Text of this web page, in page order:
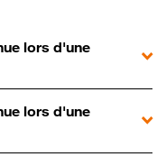
lors d'une
lors d'une